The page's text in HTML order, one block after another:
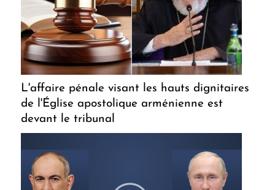
L'affaire pénale visant les hauts dignitaires
de l'Église apostolique arménienne est
devant le tribunal